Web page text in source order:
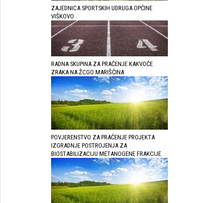
ZAJEDNICA SPORTSKIH UDRUGA OPĆINE
VIŠKOVO
RADNA SKUPINA ZA PRAĆENJE KAKVOĆE
ZRAKA NA ŽCGO MARIŠĆINA
POVJERENSTVO ZA PRAĆENJE PROJEKTA
IZGRADNJE POSTROJENJA ZA
BIOSTABILIZACIJU METANOGENE FRAKCIJE